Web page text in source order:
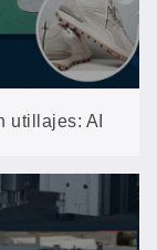
utillajes: AI
sí mismo